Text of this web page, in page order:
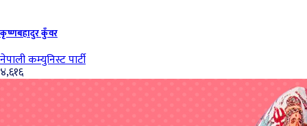
कृष्णबहादुर कुँवर
नेपाली कम्युनिस्ट पार्टी
४,६१६